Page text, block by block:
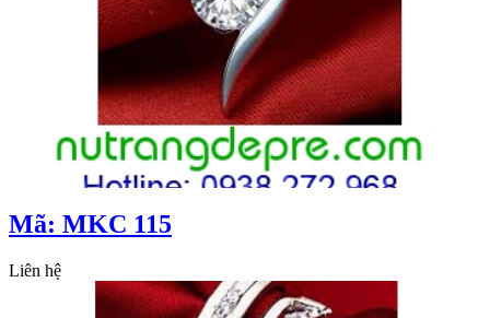
Mã: MKC 115
Liên hệ